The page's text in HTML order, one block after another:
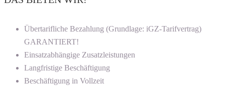
Übertarifliche Bezahlung (Grundlage: iGZ-Tarifvertrag)
GARANTIERT!
Einsatzabhängige Zusatzleistungen
Langfristige Beschäftigung
Beschäftigung in Vollzeit